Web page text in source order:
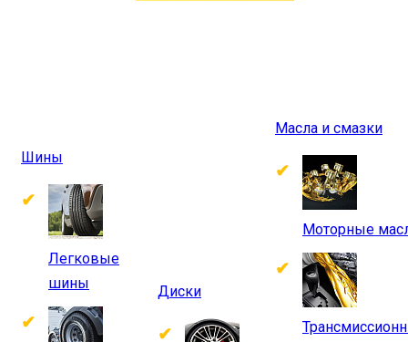
Шины
Легковые
шины
Диски
Масла и смазки
Моторные